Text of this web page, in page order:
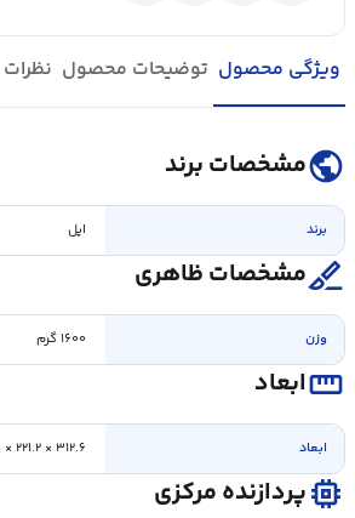
ویژگی محصول توضیحات محصول نظرات
publicمشخصات برند
برند اپل
surgicalمشخصات ظاهری
وزن ۱۶۰۰ گرم
straightenابعاد
ابعاد ۳۱۲.۶ × ۲۲۱.۲ × ۱۵.۵ میلی‌متر
memoryپردازنده مرکزی